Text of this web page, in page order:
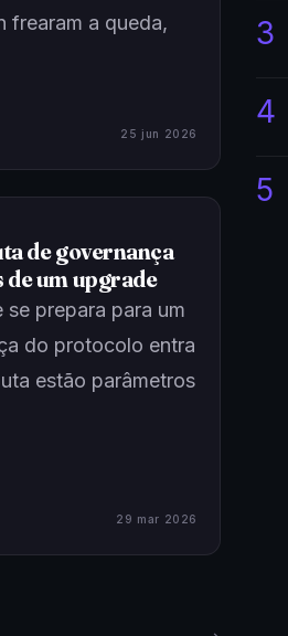
frearam a queda,
25 jun 2026
de governança
de um upgrade
prepara para um
do protocolo entra
estão parâmetros
29 mar 2026
3
4
5